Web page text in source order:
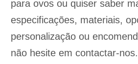
para ovos ou quiser saber
especificações, materiais,
personalização ou
não hesite em contactar-